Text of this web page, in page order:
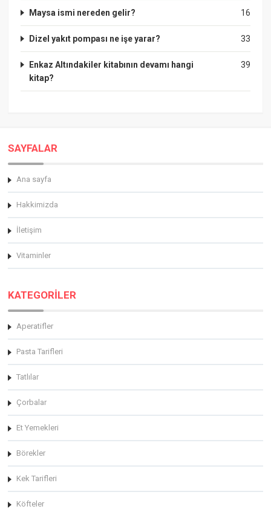
16
Maysa ismi nereden gelir?
33
Dizel yakıt pompası ne işe yarar?
39
Enkaz Altındakiler kitabının devamı hangi
kitap?
SAYFALAR
Ana sayfa
Hakkimizda
İletişim
Vitaminler
KATEGORİLER
Aperatifler
Pasta Tarifleri
Tatlılar
Çorbalar
Et Yemekleri
Börekler
Kek Tarifleri
Köfteler